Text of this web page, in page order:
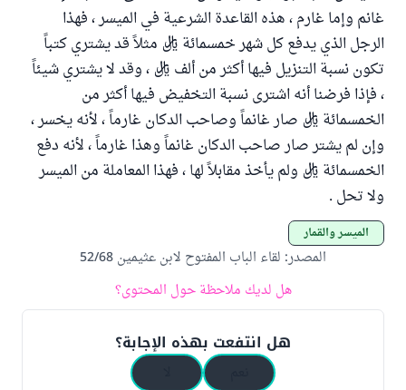
غانم وإما غارم ، هذه القاعدة الشرعية في الميسر ، فهذا
الرجل الذي يدفع كل شهر خمسمائة ريال مثلاً قد يشتري كتباً
تكون نسبة التنزيل فيها أكثر من ألف ريال ، وقد لا يشتري شيئاً
، فإذا فرضنا أنه اشترى نسبة التخفيض فيها أكثر من
الخمسمائة ريال صار غانماً وصاحب الدكان غارماً ، لأنه يخسر ،
وإن لم يشتر صار صاحب الدكان غانماً وهذا غارماً ، لأنه دفع
الخمسمائة ريال ولم يأخذ مقابلاً لها ، فهذا المعاملة من الميسر
ولا تحل .
الميسر والقمار
المصدر: لقاء الباب المفتوح لابن عثيمين 52/68
هل لديك ملاحظة حول المحتوى؟
هل انتفعت بهذه الإجابة؟